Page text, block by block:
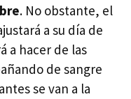
. No obstante, el
a su día de
a hacer de las
de sangre
se van a la